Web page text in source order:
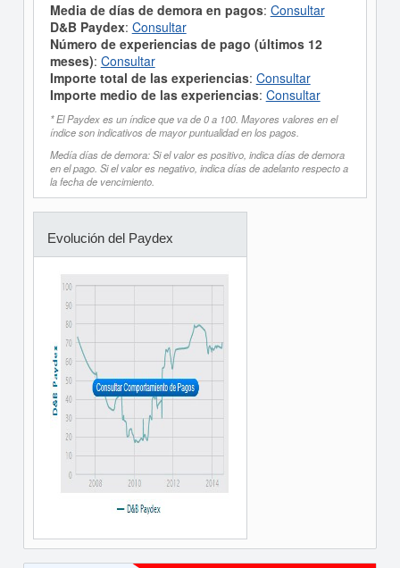
Media de días de demora en pagos: Consultar
D&B Paydex: Consultar
Número de experiencias de pago (últimos 12
meses): Consultar
Importe total de las experiencias: Consultar
Importe medio de las experiencias: Consultar
* El Paydex es un índice que va de 0 a 100. Mayores valores en el
índice son indicativos de mayor puntualidad en los pagos.
Medía días de demora: Si el valor es positivo, indica días de demora
en el pago. Si el valor es negativo, indica días de adelanto respecto a
la fecha de vencimiento.
Evolución del Paydex